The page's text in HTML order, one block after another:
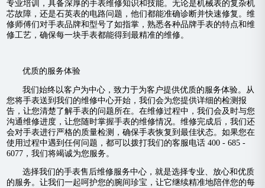
专业培训，具备深厚的手表维修知识和技能。无论是机械表的复杂机
芯故障，还是石英表的电路问题，他们都能准确诊断并快速修复。维
修师傅们对手表品牌和型号了如指掌，熟悉各种品牌手表的特点和维
修工艺，确保每一块手表都能得到最精准的维修。
优质的服务体验
我们始终以客户为中心，致力于为客户提供优质的服务体验。从
您将手表送到我们的维修中心开始，我们会为您提供详细的检测报
告，让您清楚了解手表的问题所在。在维修过程中，我们会及时与您
沟通维修进度，让您随时掌握手表的维修情况。维修完成后，我们还
会对手表进行严格的质量检测，确保手表恢复到最佳状态。如果您在
使用过程中遇到任何问题，都可以拨打我们的客服电话 400 - 685 -
6077，我们将竭诚为您服务。
选择我们的手表售后维修服务中心，就是选择专业、放心和优质
的服务。让我们一起呵护您的腕间珍宝，让它继续精准地陪伴您的每